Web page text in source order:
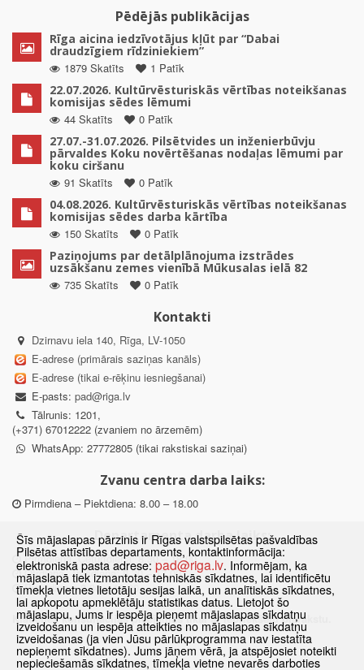
Pēdējās publikācijas
Rīga aicina iedzīvotājus kļūt par “Dabai
draudzīgiem rīdziniekiem”
1879 Skatīts
1 Patīk
22.07.2026. Kultūrvēsturiskās vērtības noteikšanas
komisijas sēdes lēmumi
44 Skatīts
0 Patīk
27.07.-31.07.2026. Pilsētvides un inženierbūvju
pārvaldes Koku novērtēšanas nodaļas lēmumi par
koku ciršanu
91 Skatīts
0 Patīk
04.08.2026. Kultūrvēsturiskās vērtības noteikšanas
komisijas sēdes darba kārtība
150 Skatīts
0 Patīk
Paziņojums par detālplānojuma izstrādes
uzsākšanu zemes vienībā Mūkusalas ielā 82
735 Skatīts
0 Patīk
Kontakti
Dzirnavu iela 140, Rīga, LV-1050
E-adrese (primārais saziņas kanāls)
E-adrese (tikai e-rēķinu iesniegšanai)
E-pasts: pad@riga.lv
Tālrunis: 1201,
(+371) 67012222 (zvaniem no ārzemēm)
WhatsApp: 27772805 (tikai rakstiskai saziņai)
Zvanu centra darba laiks:
Pirmdiena – Piektdiena: 8.00 – 18.00
Departamenta darba laiks:
Pirmdiena, Ceturtdiena: 8.30 – 18.00
Otrdiena, Trešdiena: 8.30 – 17.00
Piektdiena: 8.30 – 15.00
Klātienes konsultācijas pieejamas tikai ar iepriekšēju pierakstu.
Šīs mājaslapas pārzinis ir Rīgas valstspilsētas pašvaldības
Pilsētas attīstības departaments, kontaktinformācija:
elektroniskā pasta adrese: pad@riga.lv. Informējam, ka
mājaslapā tiek izmantotas tehniskās sīkdatnes, lai identificētu
tīmekļa vietnes lietotāju sesijas laikā, un analītiskās sīkdatnes,
lai apkopotu apmeklētāju statistikas datus. Lietojot šo
mājaslapu, Jums ir iespēja pieņemt mājaslapas sīkdatņu
izveidošanu un iespēja atteikties no mājaslapas sīkdatņu
izveidošanas (ja vien Jūsu pārlūkprogramma nav iestatīta
nepieņemt sīkdatnes). Jums jāņem vērā, ja atspējosiet noteikti
nepieciešamās sīkdatnes, tīmekļa vietne nevarēs darboties